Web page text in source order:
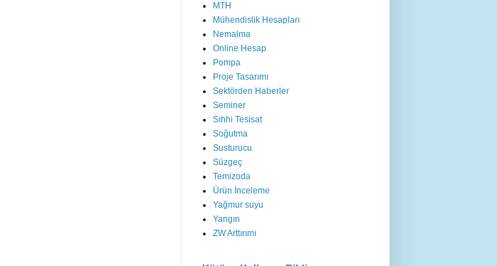
MTH
Mühendislik Hesapları
Nemalma
Online Hesap
Pompa
Proje Tasarımı
Sektörden Haberler
Seminer
Sıhhi Tesisat
Soğutma
Susturucu
Süzgeç
Temizoda
Ürün İnceleme
Yağmur suyu
Yangın
ZW Arttırımı